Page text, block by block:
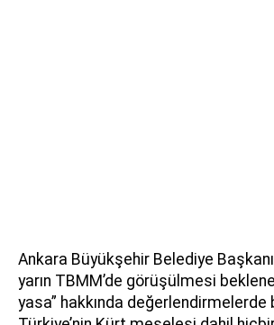
Ankara Büyükşehir Belediye
yarın TBMM’de görüşülmesi
yasa” hakkında değerlendirmelerde